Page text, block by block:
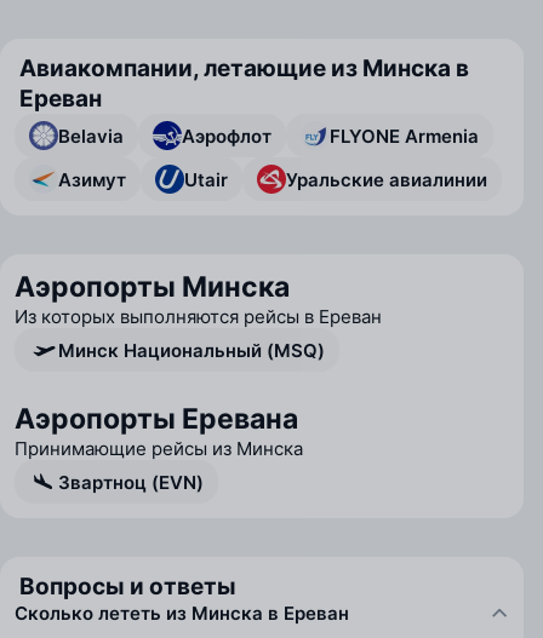
Авиакомпании, летающие из Минска в
Ереван
Belavia Аэрофлот
FLYONE Armenia
Азимут
Utair Уральские авиалинии
Аэропорты Минска
Из которых выполняются рейсы в Ереван
Минск Национальный (MSQ)
Аэропорты Еревана
Принимающие рейсы из Минска
Звартноц (EVN)
Вопросы и ответы
Сколько лететь из Минска в Ереван